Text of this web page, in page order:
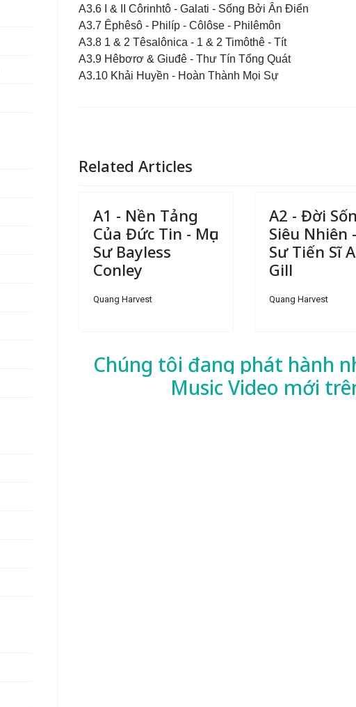
A3.6 I & II Côrinhtô - Galati - Sống Bởi Ân Điển
A3.7 Êphêsô - Philíp - Côlôse - Philêmôn
A3.8 1 & 2 Têsalônica - 1 & 2 Timôthê - Tít
A3.9 Hêbơrơ & Giuđê - Thư Tín Tổng Quát
A3.10 Khải Huyền - Hoàn Thành Mọi Sự
Related Articles
A1 - Nền Tảng
Của Đức Tin - Mục
Sư Bayless
Conley
Quang Harvest
A2 - Đời
Siêu Nhiên -
Sư Tiến Sĩ
Gill
Quang Harvest
Chúng tôi đang phát hành
Music Video mới